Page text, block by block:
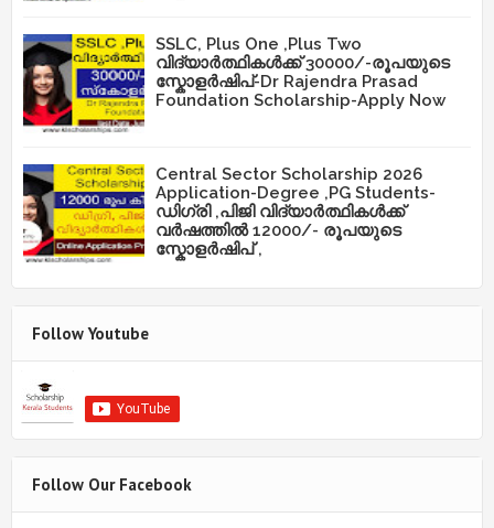
SSLC, Plus One ,Plus Two
വിദ്യാർത്ഥികൾക്ക് 30000/-രൂപയുടെ
സ്കോളർഷിപ്-Dr Rajendra Prasad
Foundation Scholarship-Apply Now
Central Sector Scholarship 2026
Application-Degree ,PG Students-
ഡിഗ്രി ,പിജി വിദ്യാർത്ഥികൾക്ക്
വർഷത്തിൽ 12000/- രൂപയുടെ
സ്കോളർഷിപ് ,
Follow Youtube
Follow Our Facebook